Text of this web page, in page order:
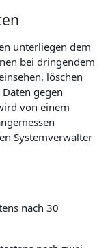
unterliegen dem
bei dringendem
löschen
gegen
von einem
Systemverwalter
nach 30